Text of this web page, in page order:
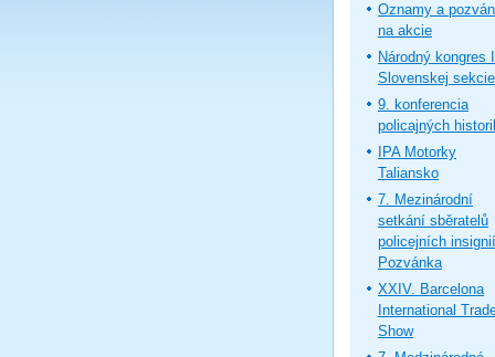
Oznamy a
na akcie
Národný kongres
Slovenskej sekcie
9. konferencia
policajných
IPA Motorky
Taliansko
7. Mezinárodní
setkání sběratelů
policejních
Pozvánka
XXIV. Barcelona
International
Show